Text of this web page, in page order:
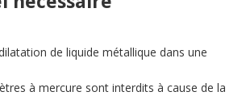
de liquide métallique dans une
à mercure sont interdits à cause de la